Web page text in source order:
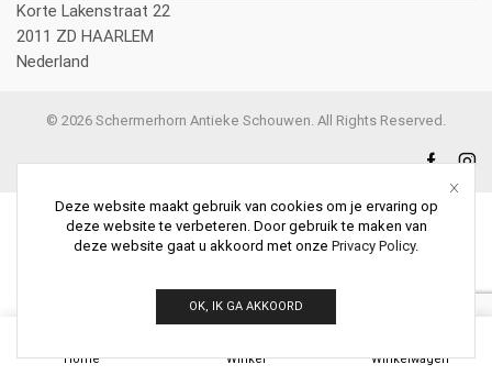
Korte Lakenstraat 22
2011 ZD HAARLEM
Nederland
© 2026 Schermerhorn Antieke Schouwen. All Rights Reserved.
Home Winkel Winkelwagen
Deze website maakt gebruik van cookies om je ervaring op
deze website te verbeteren. Door gebruik te maken van
deze website gaat u akkoord met onze Privacy Policy.
OK, IK GA AKKOORD